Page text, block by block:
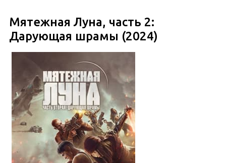
Мятежная Луна, часть 2:
Дарующая шрамы (2024)